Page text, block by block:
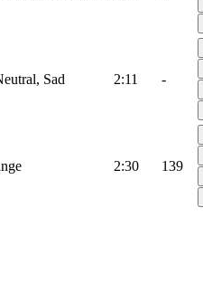
Sad 2:11 -
2:30 139